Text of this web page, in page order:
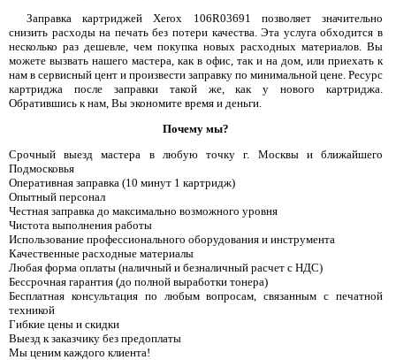
Заправка картриджей Xerox 106R03691 позволяет значительно
снизить расходы на печать без потери качества. Эта услуга обходится в
несколько раз дешевле, чем покупка новых расходных материалов. Вы
можете вызвать нашего мастера, как в офис, так и на дом, или приехать к
нам в сервисный цент и произвести заправку по минимальной цене. Ресурс
картриджа после заправки такой же, как у нового картриджа.
Обратившись к нам, Вы экономите время и деньги.
Почему мы?
Срочный выезд мастера в любую точку г. Москвы и ближайшего
Подмосковья
Оперативная заправка (10 минут 1 картридж)
Опытный персонал
Честная заправка до максимально возможного уровня
Чистота выполнения работы
Использование профессионального оборудования и инструмента
Качественные расходные материалы
Любая форма оплаты (наличный и безналичный расчет с НДС)
Бессрочная гарантия (до полной выработки тонера)
Бесплатная консультация по любым вопросам, связанным с печатной
техникой
Гибкие цены и скидки
Выезд к заказчику без предоплаты
Мы ценим каждого клиента!